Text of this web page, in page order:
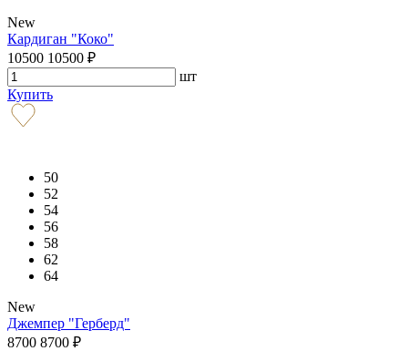
New
Кардиган "Коко"
10500 10500 ₽
шт
Купить
50
52
54
56
58
62
64
New
Джемпер "Герберд"
8700 8700 ₽